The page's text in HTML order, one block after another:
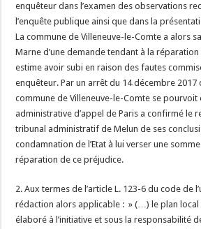
enquêteur dans l’examen des observations
l’enquête publique ainsi que dans la
La commune de Villeneuve-le-Comte a alors
Marne d’une demande tendant à la
estime avoir subi en raison des fautes
enquêteur. Par un arrêt du 14 décembre 2017
commune de Villeneuve-le-Comte se pourvoit
administrative d’appel de Paris a confirmé le
tribunal administratif de Melun de ses
condamnation de l’Etat à lui verser une
réparation de ce préjudice.
2. Aux termes de l’article L. 123-6 du code de
rédaction alors applicable : » (…) le plan local
élaboré à l’initiative et sous la responsabilité